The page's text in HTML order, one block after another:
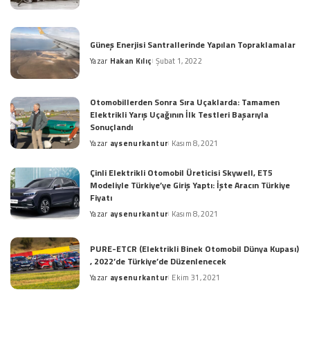
Güneş Enerjisi Santrallerinde Yapılan Topraklamalar
Posted
Yazar Hakan Kılıç Şubat 1, 2022
Otomobillerden Sonra Sıra Uçaklarda: Tamamen
Elektrikli Yarış Uçağının İlk Testleri Başarıyla
Sonuçlandı
Posted
Yazar aysenurkantur Kasım 8, 2021
Çinli Elektrikli Otomobil Üreticisi Skywell, ET5
Modeliyle Türkiye’ye Giriş Yaptı: İşte Aracın Türkiye
Fiyatı
Posted
Yazar aysenurkantur Kasım 8, 2021
PURE-ETCR (Elektrikli Binek Otomobil Dünya Kupası)
, 2022’de Türkiye’de Düzenlenecek
Posted
Yazar aysenurkantur Ekim 31, 2021